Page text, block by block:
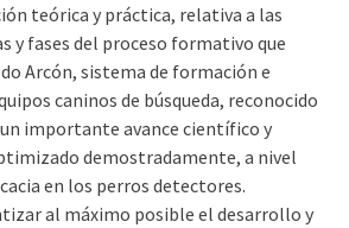
teórica y práctica, relativa a las
y fases del proceso formativo que
Arcón, sistema de formación e
caninos de búsqueda, reconocido
importante avance científico y
demostradamente, a nivel
en los perros detectores.
al máximo posible el desarrollo y